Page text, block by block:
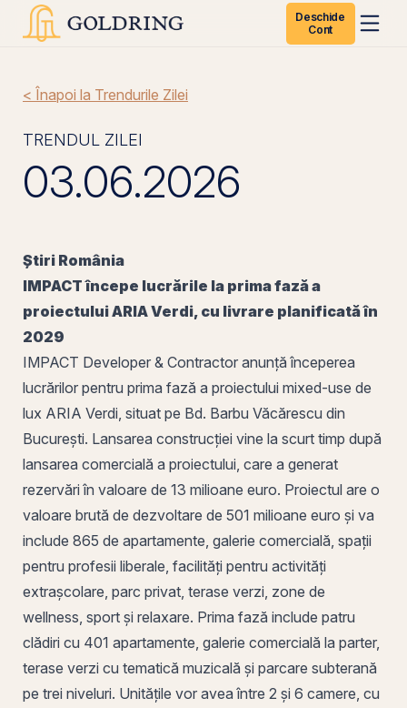
Deschide
Cont
< Înapoi la Trendurile Zilei
TRENDUL ZILEI
03.06.2026
Știri România
IMPACT începe lucrările la prima fază a
proiectului ARIA Verdi, cu livrare planificată în
2029
IMPACT Developer & Contractor anunță începerea
lucrărilor pentru prima fază a proiectului mixed-use de
lux ARIA Verdi, situat pe Bd. Barbu Văcărescu din
București. Lansarea construcției vine la scurt timp după
lansarea comercială a proiectului, care a generat
rezervări în valoare de 13 milioane euro. Proiectul are o
valoare brută de dezvoltare de 501 milioane euro și va
include 865 de apartamente, galerie comercială, spații
pentru profesii liberale, facilități pentru activități
extrașcolare, parc privat, terase verzi, zone de
wellness, sport și relaxare. Prima fază include patru
clădiri cu 401 apartamente, galerie comercială la parter,
terase verzi cu tematică muzicală și parcare subterană
pe trei niveluri. Unitățile vor avea între 2 și 6 camere, cu